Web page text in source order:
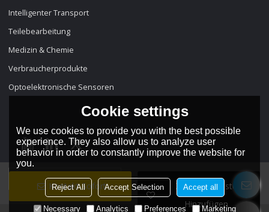
Kontakt Sofort
Zur Wunschliste
Hinzufügen
Intelligenter Transport
Teilebearbeitung
Medizin & Chemie
Verbraucherprodukte
Optoelektronische Sensoren
Sprache: Deutsch
Cookie settings
We use cookies to provide you with the best possible
experience. They also allow us to analyze user
behavior in order to constantly improve the website for
you.
Reject All Accept Selection Accept all
Necessary Analytics Preferences Marketing